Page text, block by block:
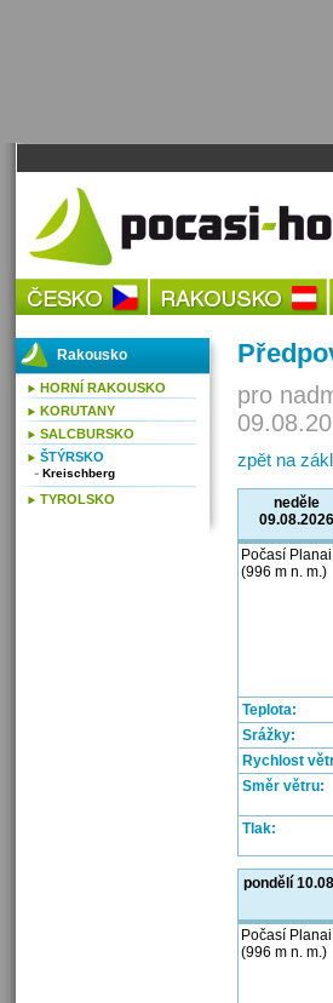
pro
zpět na
neděle
09.08.2026
Počasí Planai
(996 m n. m.)
Teplota:
Srážky:
Rychlost
Směr větru:
Tlak:
pondělí
Počasí Planai
(996 m n. m.)
Rakousko
HORNÍ RAKOUSKO
KORUTANY
SALCBURSKO
ŠTÝRSKO
Kreischberg
TYROLSKO